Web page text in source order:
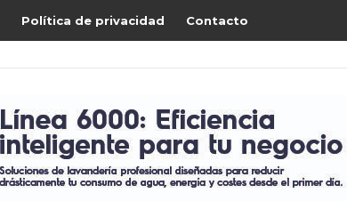
Política de privacidad Contacto